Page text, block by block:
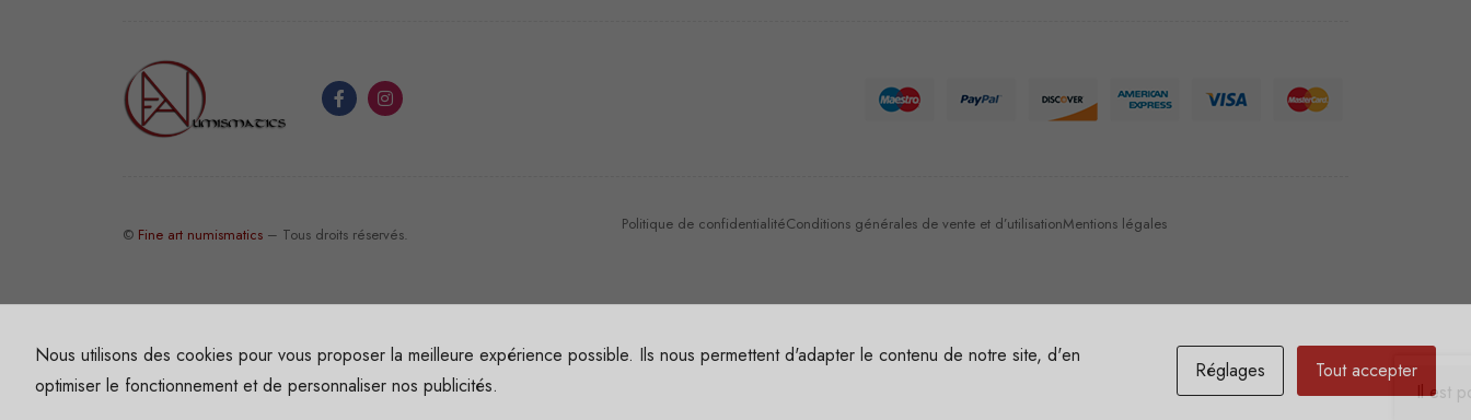
© Fine art numismatics – Tous droits réservés.
Politique de confidentialitéConditions générales de vente et d’utilisationMentions légales
Nous utilisons des cookies pour vous proposer la meilleure expérience possible. Ils nous permettent d'adapter le contenu de notre site, d'en
optimiser le fonctionnement et de personnaliser nos publicités.
Réglages Tout accepter
Afin que
puissions
Il est